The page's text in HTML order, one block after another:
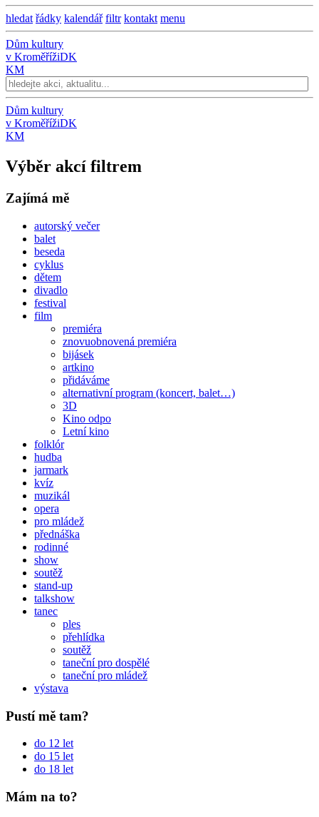
hledat řádky kalendář filtr kontakt menu
Dům kultury
v KroměřížiDK
KM
Dům kultury
v KroměřížiDK
KM
Výběr akcí filtrem
Zajímá mě
autorský večer
balet
beseda
cyklus
dětem
divadlo
festival
film
premiéra
znovuobnovená premiéra
bijásek
artkino
přidáváme
alternativní program (koncert, balet…)
3D
Kino odpo
Letní kino
folklór
hudba
jarmark
kvíz
muzikál
opera
pro mládež
přednáška
rodinné
show
soutěž
stand-up
talkshow
tanec
ples
přehlídka
soutěž
taneční pro dospělé
taneční pro mládež
výstava
Pustí mě tam?
do 12 let
do 15 let
do 18 let
Mám na to?